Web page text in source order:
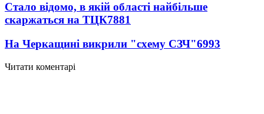
Стало відомо, в якій області найбільше
скаржаться на ТЦК7881
На Черкащині викрили "схему СЗЧ"6993
Читати коментарі